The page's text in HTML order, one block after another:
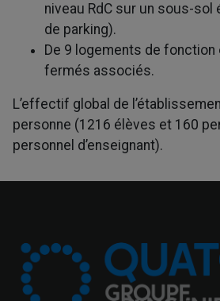
niveau RdC sur un sous-sol
de parking).
De 9 logements de fonction
fermés associés.
L’effectif global de
personne (1216 élèves et 160
personnel d’enseignant).